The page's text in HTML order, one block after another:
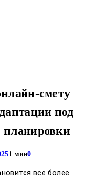
смету
под
планировки
1 мин0
все более